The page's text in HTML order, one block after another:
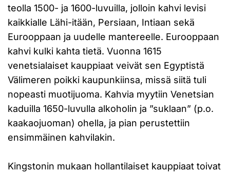
teolla 1500- ja 1600-luvuilla, jolloin kahvi levisi
kaikkialle Lähi-itään, Persiaan, Intiaan sekä
Eurooppaan ja uudelle mantereelle. Eurooppaan
kahvi kulki kahta tietä. Vuonna 1615
venetsialaiset kauppiaat veivät sen Egyptistä
Välimeren poikki kaupunkiinsa, missä siitä tuli
nopeasti muotijuoma. Kahvia myytiin Venetsian
kaduilla 1650-luvulla alkoholin ja ”suklaan” (p.o.
kaakaojuoman) ohella, ja pian perustettiin
ensimmäinen kahvilakin.
Kingstonin mukaan hollantilaiset kauppiaat toivat